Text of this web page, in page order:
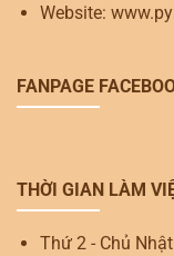
Website:
FANPAGE
THỜI GIAN LÀM
Thứ 2 - Chủ